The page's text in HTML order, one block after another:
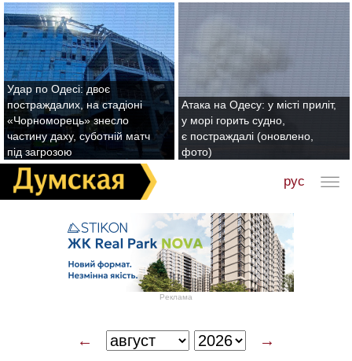
Удар по Одесі: двоє
постраждалих, на стадіоні
«Чорноморець» знесло
частину даху, суботній матч
під загрозою
Атака на Одесу: у місті приліт,
у морі горить судно,
є постраждалі (оновлено,
фото)
рус
Реклама
← →